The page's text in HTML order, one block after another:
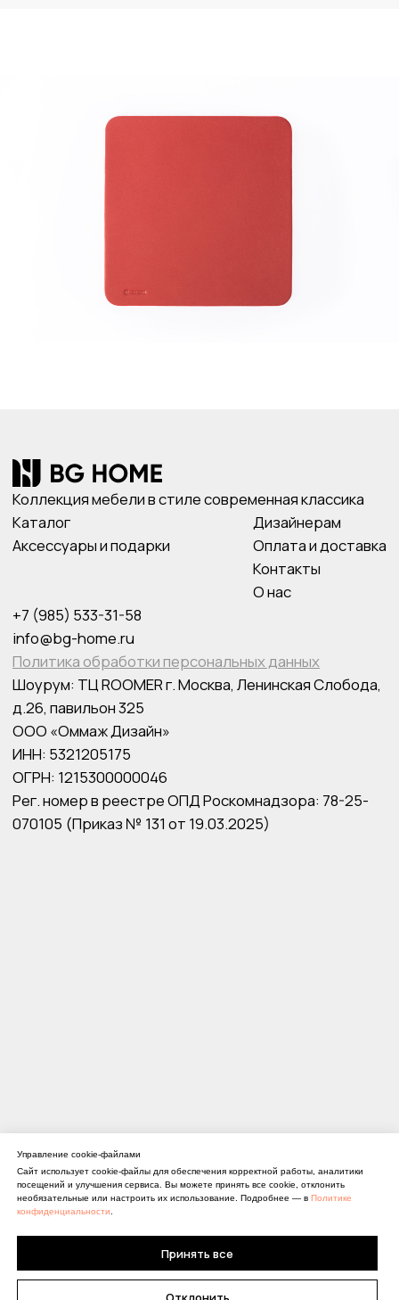
Управление cookie-файлами
Сайт использует cookie-файлы для обеспечения корректной работы, аналитики
посещений и улучшения сервиса. Вы можете принять все cookie, отклонить
необязательные или настроить их использование. Подробнее — в Политике
конфиденциальности
Принять все